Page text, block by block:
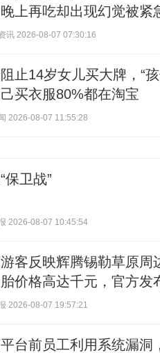
上再吃却出现幻觉被紧
讯 2026-08-07 07:30:16
止14岁女儿买大牌，“
买衣服80%都在淘宝
2026-08-07 11:55:28
保卫战”
2026-08-07 10:45:54
客反映辉腾锡勒草原
价格高达千元，官方发
2026-08-07 19:57:21
台前员工利用系统漏洞